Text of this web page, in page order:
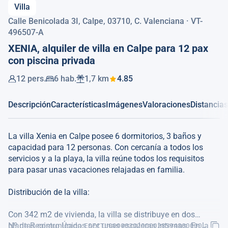
Villa
Calle Benicolada 3I, Calpe, 03710, C. Valenciana · VT-
496507-A
XENIA, alquiler de villa en Calpe para 12 pax
con piscina privada
12 pers. 6 hab. 1,7 km 4.85
DescripciónCaracterísticasImágenesValoracionesDistancias
La villa Xenia en Calpe posee 6 dormitorios, 3 baños y
capacidad para 12 personas. Con cercanía a todos los
servicios y a la playa, la villa reúne todos los requisitos
para pasar unas vacaciones relajadas en familia.
Distribución de la villa:
Con 342 m2 de vivienda, la villa se distribuye en dos
plantas comunicadas por unas escaleras internas. En la
Nº de Registro Único: